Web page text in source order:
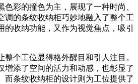
彩的撞色为主，展现了一种时尚、
调的条纹收纳柜巧妙地融入了整个工
的收纳功能，又作为视觉焦点，吸引
个工位显得格外醒目和引人注目。
增添了空间的活力和动感，也彰显了
而条纹收纳柜的设计则为工位提供了